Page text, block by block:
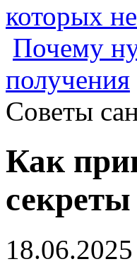
которых
Почему
получения
Советы
Как
18.06.2025